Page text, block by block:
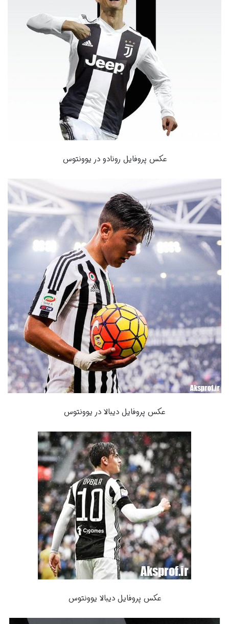
عکس پروفایل رونادو در یوونتوس
عکس پروفایل دیبالا در یوونتوس
عکس پروفایل دیبالا یوونتوس